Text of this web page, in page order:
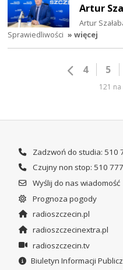
Artur
Artur
Sprawiedliwości » więcej
4 5
121
Zadzwoń do studia: 510
Czujny non stop: 510
Wyślij do nas wiadomość
Prognoza pogody
radioszczecin.pl
radioszczecinextra.pl
radioszczecin.tv
Biuletyn Informacji